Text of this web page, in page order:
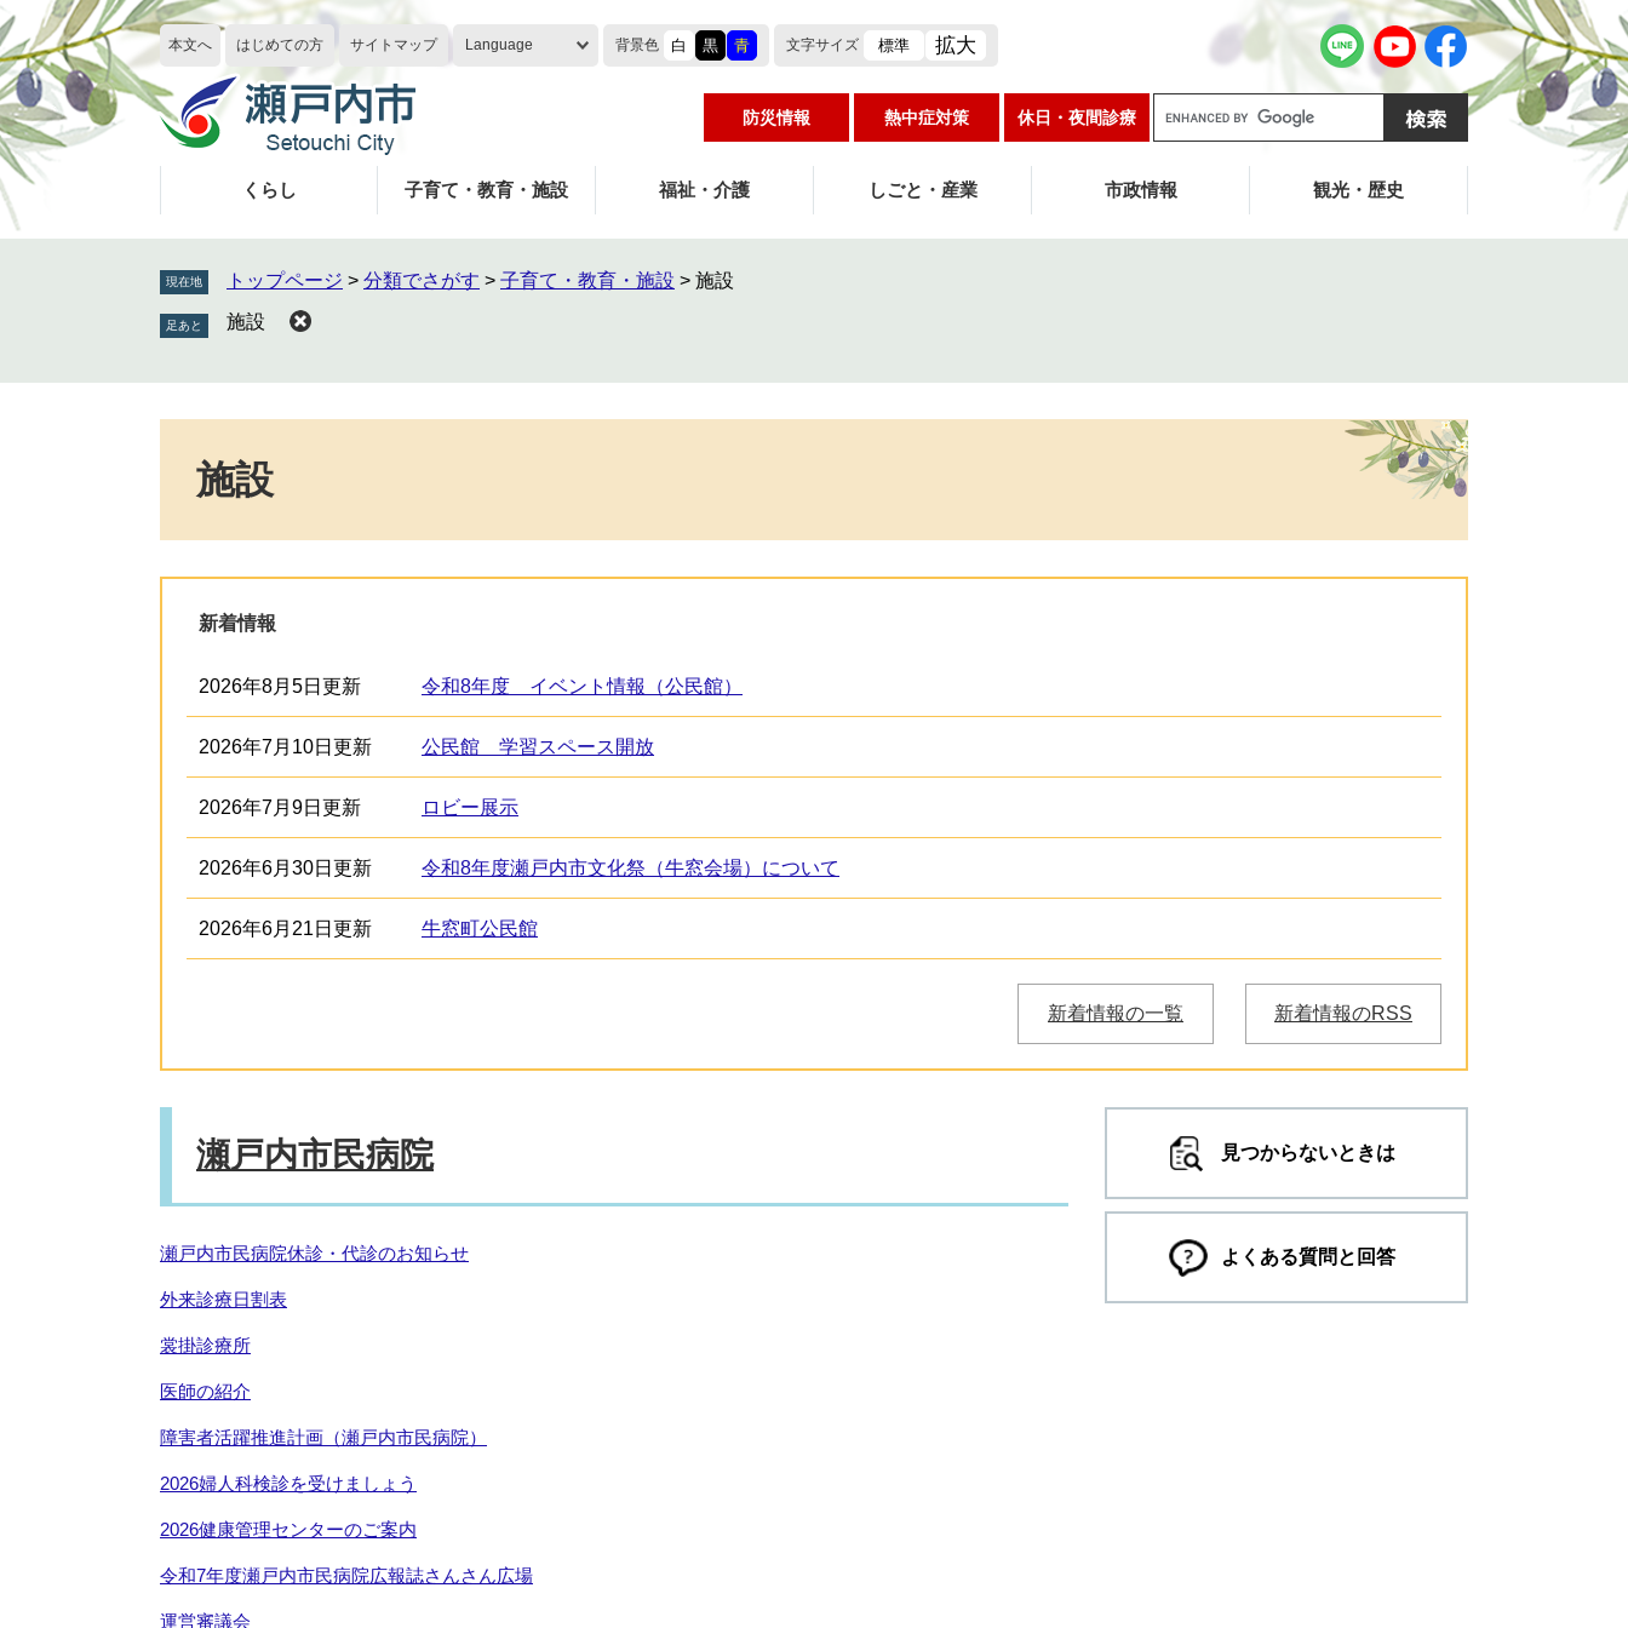
ペ
ー
ジ
の
先
頭
で
す
メ
ニ
ュ
ー
を
飛
ば
し
本文へ はじめての方 サイトマップ Language 背景色 白 黒 青 文字サイズ 標準 拡大
防災情報 熱中症対策 休日・夜間診療
g
e
くらし 子育て・教育・施設 福祉・介護 しごと・産業 市政情報 観光・歴史
現在地 トップページ > 分類でさがす > 子育て・教育・施設 > 施設
施設
施設
新着情報
2026年8月5日更新 令和8年度 イベント情報（公民館）
2026年7月10日更新 公民館 学習スペース開放
2026年7月9日更新 ロビー展示
2026年6月30日更新 令和8年度瀬戸内市文化祭（牛窓会場）について
2026年6月21日更新 牛窓町公民館
新着情報の一覧 新着情報のRSS
瀬戸内市民病院
瀬戸内市民病院休診・代診のお知らせ
外来診療日割表
裳掛診療所
医師の紹介
障害者活躍推進計画（瀬戸内市民病院）
2026婦人科検診を受けましょう
2026健康管理センターのご案内
令和7年度瀬戸内市民病院広報誌さんさん広場
運営審議会
見つからないときは
よくある質問と回答